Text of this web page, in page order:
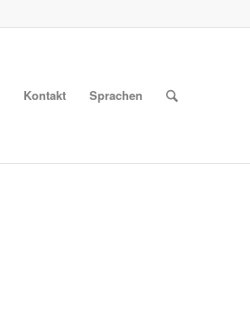
Kontakt Sprachen